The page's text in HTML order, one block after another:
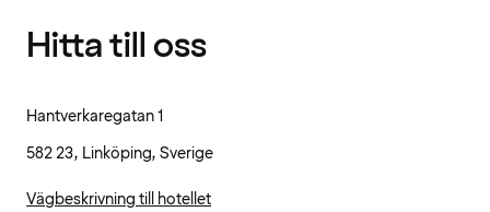
Hitta till oss
Hantverkaregatan 1
582 23, Linköping, Sverige
Vägbeskrivning till hotellet